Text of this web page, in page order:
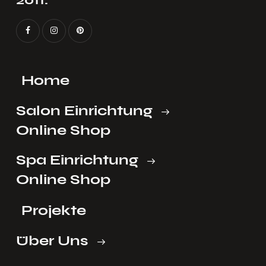
Home
Salon Einrichtung
Online Shop
Spa Einrichtung
Online Shop
Projekte
Über Uns